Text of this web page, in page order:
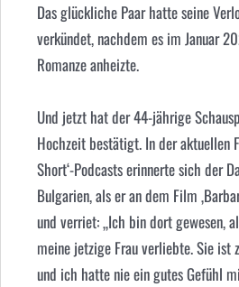
Das glückliche Paar hatte seine
verkündet, nachdem es im Januar
Romanze anheizte.
Und jetzt hat der 44-jährige
Hochzeit bestätigt. In der aktuellen
Short‘-Podcasts erinnerte sich der
Bulgarien, als er an dem Film
und verriet: „Ich bin dort gewesen,
meine jetzige Frau verliebte. Sie ist
und ich hatte nie ein gutes Gefühl